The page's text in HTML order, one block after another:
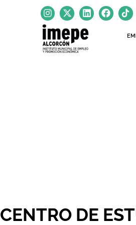
CENTRO DE